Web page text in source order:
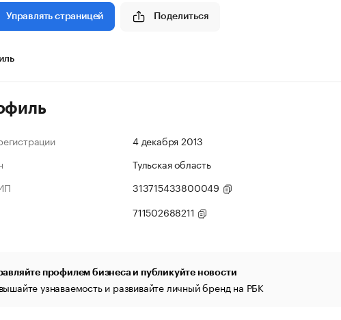
Управлять страницей Поделиться
4 декабря 2013
Тульская область
313715433800049
711502688211
профилем бизнеса и публикуйте новости
узнаваемость и развивайте личный бренд на РБК